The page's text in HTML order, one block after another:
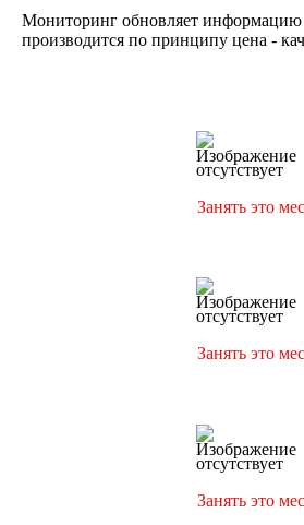
Мониторинг обновляет информацию
производится по принципу цена -
Занять это
Занять это
Занять это